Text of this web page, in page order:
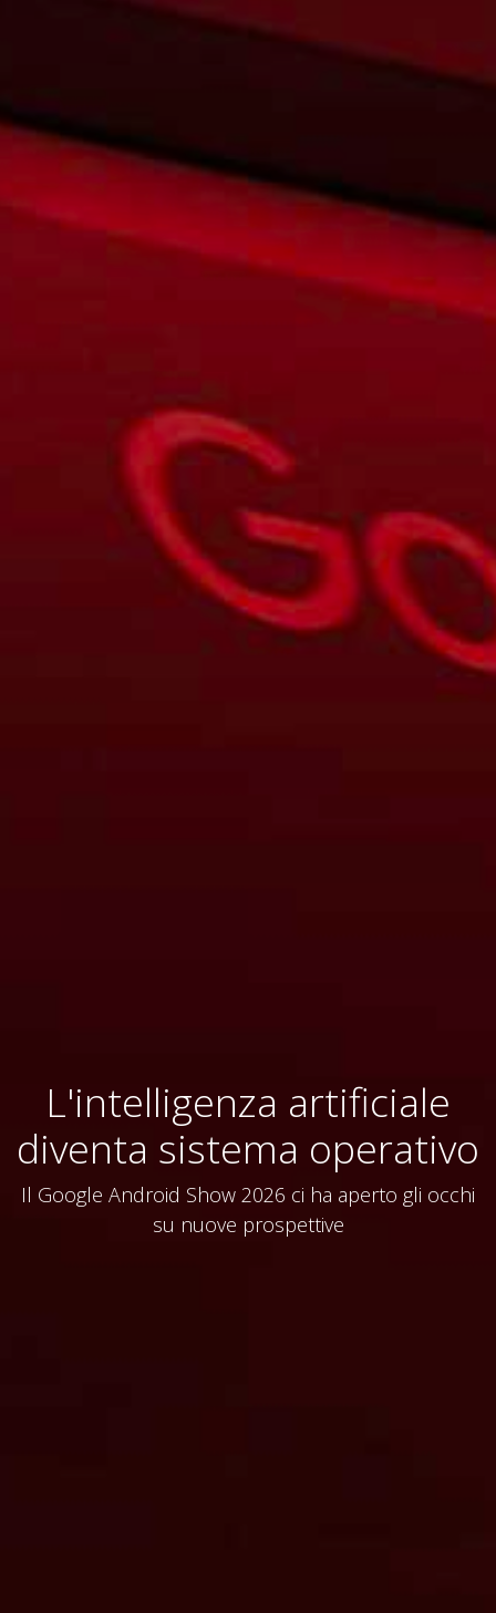
L'intelligenza artificiale
diventa sistema operativo
Il Google Android Show 2026 ci ha aperto gli occhi
su nuove prospettive